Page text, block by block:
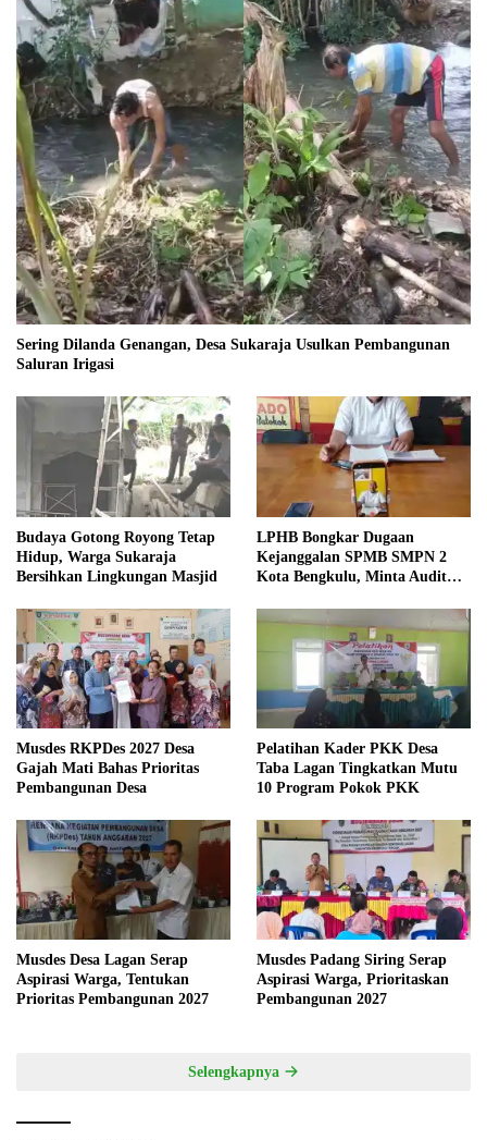
Sering Dilanda Genangan, Desa Sukaraja Usulkan Pembangunan
Saluran Irigasi
Budaya Gotong Royong Tetap
Hidup, Warga Sukaraja
Bersihkan Lingkungan Masjid
LPHB Bongkar Dugaan
Kejanggalan SPMB SMPN 2
Kota Bengkulu, Minta Audit
Musdes RKPDes 2027 Desa
Gajah Mati Bahas Prioritas
Pembangunan Desa
Pelatihan Kader PKK Desa
Taba Lagan Tingkatkan Mutu
10 Program Pokok PKK
Musdes Desa Lagan Serap
Aspirasi Warga, Tentukan
Prioritas Pembangunan 2027
Musdes Padang Siring Serap
Aspirasi Warga, Prioritaskan
Pembangunan 2027
Selengkapnya